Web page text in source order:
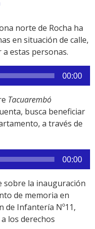
Linknorte de Rocha ha
en situación de calle,
estas personas.
00:00
Tacuarembó
busca beneficiar
a través de
00:00
la inauguración
de memoria en
de Infantería Nº11,
los derechos